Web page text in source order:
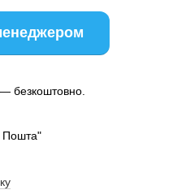
безкоштовно.
Пошта"